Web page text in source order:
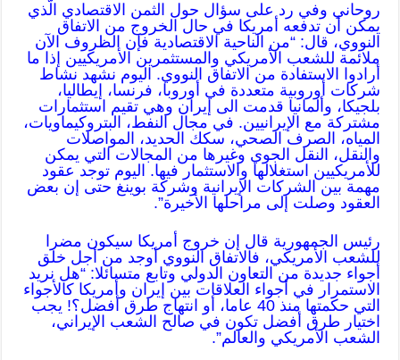
روحاني وفي رد على سؤال حول الثمن الاقتصادي الّذي
يمكن أن تدفعه أمريكا في حال الخروج من الاتفاق
النووي، قال: “من الناحية الاقتصادية فإن الظروف الآن
ملائمة للشعب الأمريكي والمستثمرين الأمريكيين إذا ما
أرادوا الاستفادة من الاتفاق النووي. اليوم نشهد نشاط
شركات أوروبية متعددة في أوروبا، فرنسا، إيطاليا،
بلجيكا، وألمانيا قدمت الى إيران وهي تقيم استثمارات
مشتركة مع الإيرانيين. في مجال النفط، البتروكيماويات،
المياه، الصرف الصحي، سكك الحديد، المواصلات
والنقل، النقل الجوي وغيرها من المجالات التي يمكن
للأمريكيين استغلالها والاستثمار فيها. اليوم توجد عقود
مهمة بين الشركات الإيرانية وشركة بوينغ حتى إن بعض
العقود وصلت إلى مراحلها الأخيرة”.
رئيس الجمهورية قال إن خروج أمريكا سيكون مضرا
للشعب الأمريكي، فالاتفاق النووي أوجد من أجل خلق
أجواء جديدة من التعاون الدولي وتابع متسائلا: “هل نريد
الاستمرار في أجواء العلاقات بين إيران وأمريكا كالأجواء
التي حكمتها منذ 40 عاما، أو انتهاج طرق أفضل؟! يجب
اختيار طرق أفضل تكون في صالح الشعب الإيراني،
الشعب الأمريكي والعالم”.